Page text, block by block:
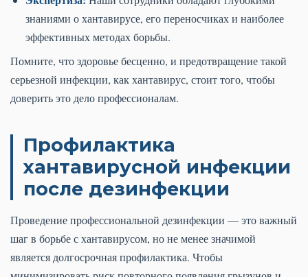
знаниями о хантавирусе, его переносчиках и наиболее
эффективных методах борьбы.
Помните, что здоровье бесценно, и предотвращение такой
серьезной инфекции, как хантавирус, стоит того, чтобы
доверить это дело профессионалам.
Профилактика
хантавирусной инфекции
после дезинфекции
Проведение профессиональной дезинфекции — это важный
шаг в борьбе с хантавирусом, но не менее значимой
является долгосрочная профилактика. Чтобы